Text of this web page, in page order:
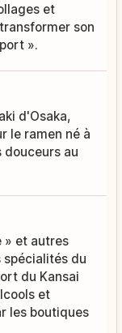
et
son
».
d'Osaka,
le ramen né à
douceurs au
» et autres
du
du Kansai
et
les boutiques